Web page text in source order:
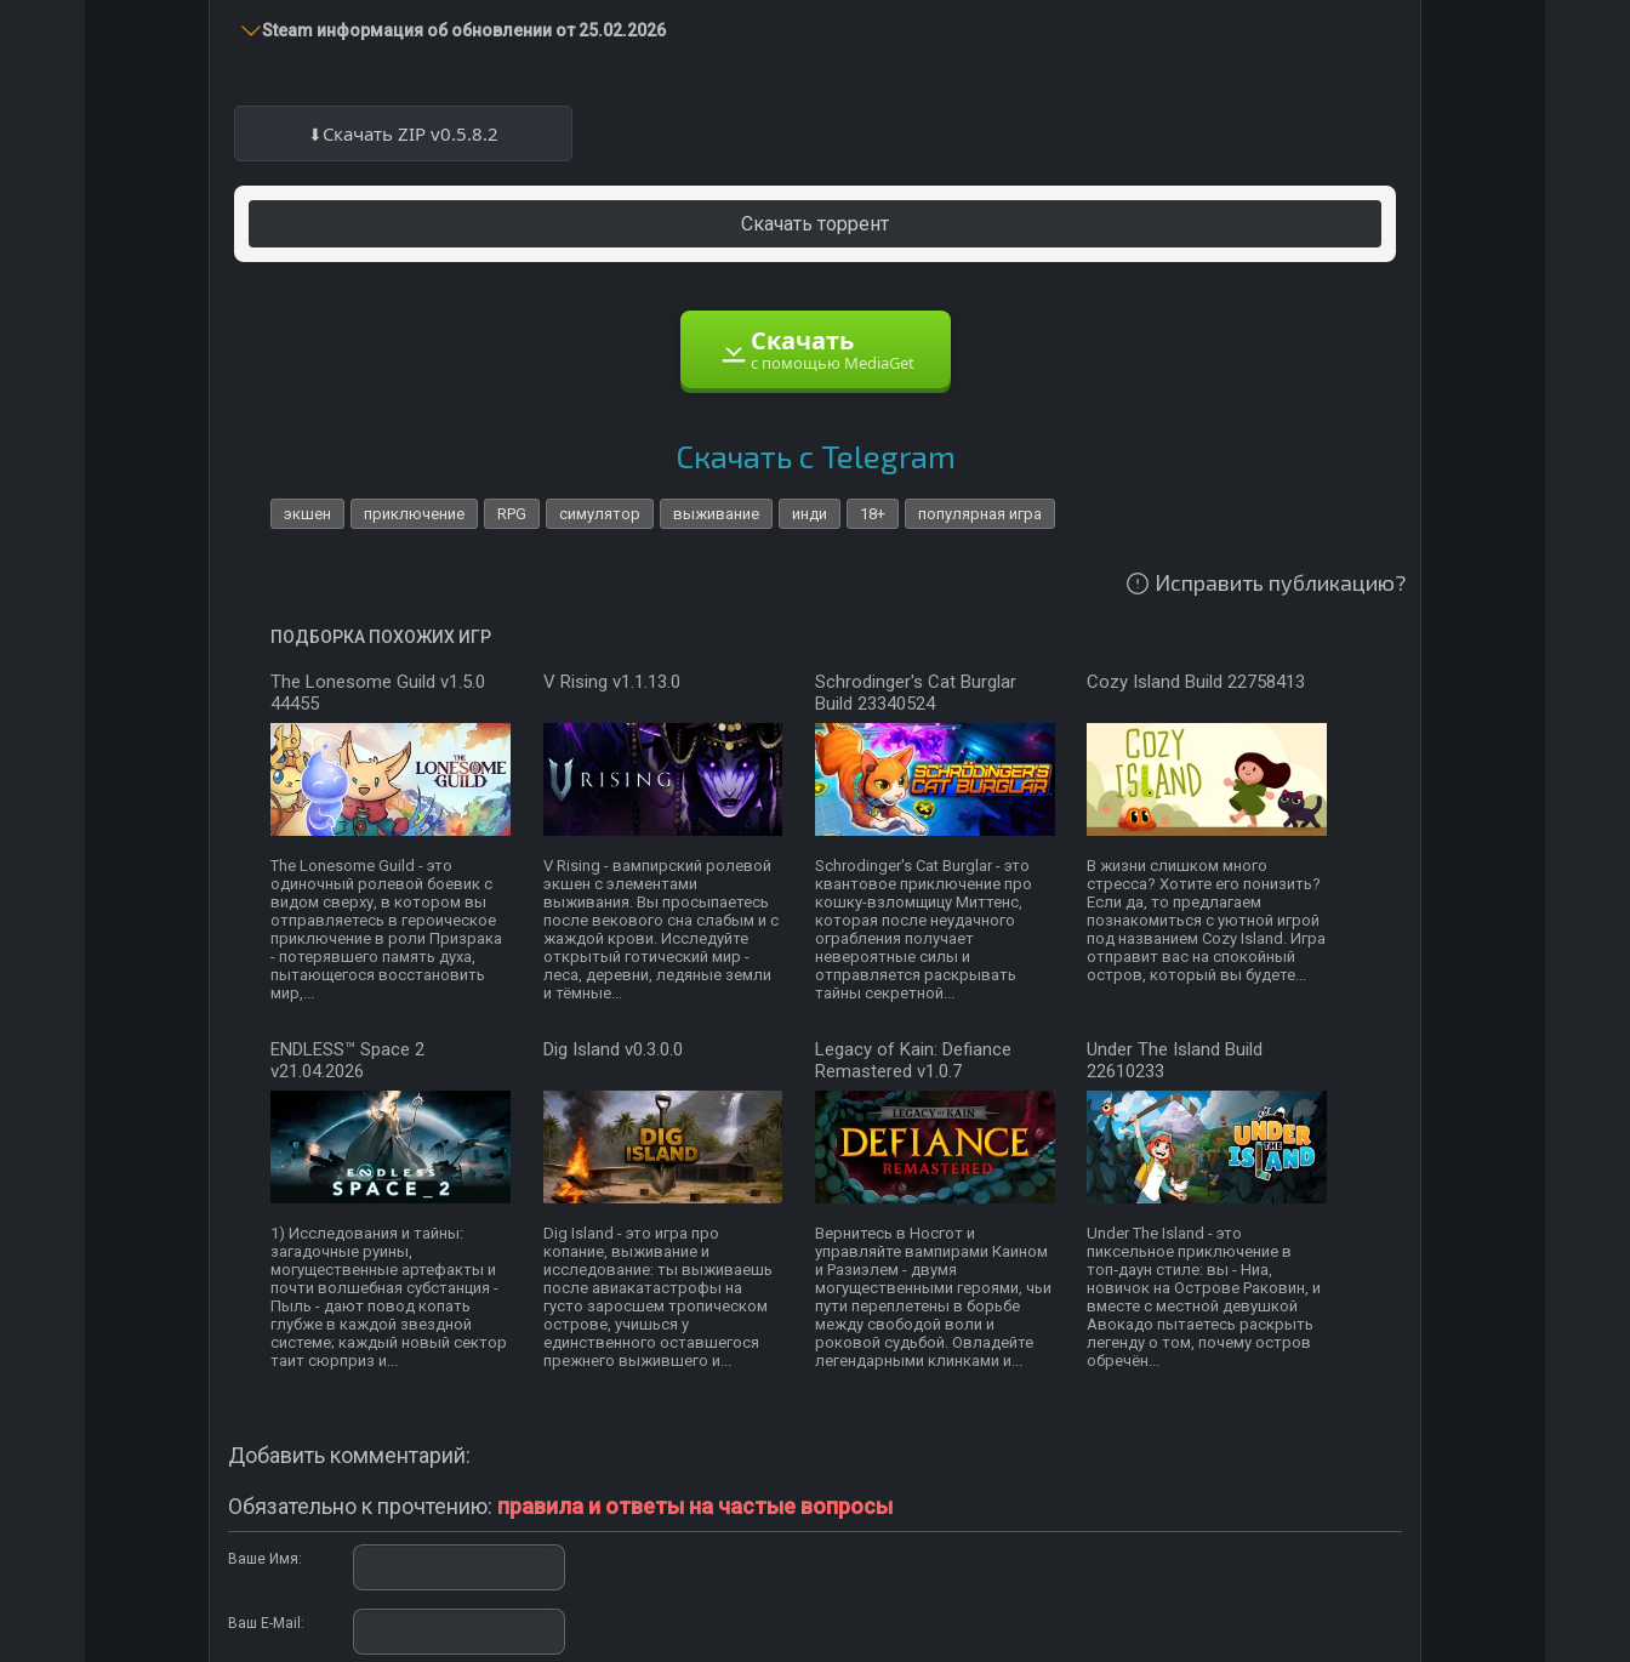
Steam информация об обновлении от 25.02.2026
Скачать ZIP v0.5.8.2
Скачать торрент
Скачать
с помощью MediaGet
Скачать с Telegram
экшен приключение RPG симулятор выживание инди 18+ популярная игра
Исправить публикацию?
ПОДБОРКА ПОХОЖИХ ИГР
The Lonesome Guild v1.5.0
44455
The Lonesome Guild - это
одиночный ролевой боевик с
видом сверху, в котором вы
отправляетесь в героическое
приключение в роли Призрака
- потерявшего память духа,
пытающегося восстановить
мир,...
V Rising v1.1.13.0
V Rising - вампирский ролевой
экшен с элементами
выживания. Вы просыпаетесь
после векового сна слабым и с
жаждой крови. Исследуйте
открытый готический мир -
леса, деревни, ледяные земли
и тёмные...
Schrodinger's Cat Burglar
Build 23340524
Schrodinger's Cat Burglar - это
квантовое приключение про
кошку-взломщицу Миттенс,
которая после неудачного
ограбления получает
невероятные силы и
отправляется раскрывать
тайны секретной...
Cozy Island Build 22758413
В жизни слишком много
стресса? Хотите его понизить?
Если да, то предлагаем
познакомиться с уютной игрой
под названием Cozy Island. Игра
отправит вас на спокойный
остров, который вы будете...
ENDLESS™ Space 2
v21.04.2026
1) Исследования и тайны:
загадочные руины,
могущественные артефакты и
почти волшебная субстанция -
Пыль - дают повод копать
глубже в каждой звездной
системе; каждый новый сектор
таит сюрприз и...
Dig Island v0.3.0.0
Dig Island - это игра про
копание, выживание и
исследование: ты выживаешь
после авиакатастрофы на
густо заросшем тропическом
острове, учишься у
единственного оставшегося
прежнего выжившего и...
Legacy of Kain: Defiance
Remastered v1.0.7
Вернитесь в Носгот и
управляйте вампирами Каином
и Разиэлем - двумя
могущественными героями, чьи
пути переплетены в борьбе
между свободой воли и
роковой судьбой. Овладейте
легендарными клинками и...
Under The Island Build
22610233
Under The Island - это
пиксельное приключение в
топ‑даун стиле: вы - Ниа,
новичок на Острове Раковин, и
вместе с местной девушкой
Авокадо пытаетесь раскрыть
легенду о том, почему остров
обречён...
Добавить комментарий:
Обязательно к прочтению: правила и ответы на частые вопросы
Ваше Имя:
Ваш E-Mail: